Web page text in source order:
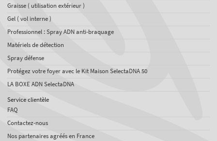
Graisse ( utilisation extérieur )
Gel ( vol interne )
Professionnel : Spray ADN anti-braquage
Matériels de détection
Spray défense
Protégez votre foyer avec le Kit Maison SelectaDNA 50
LA BOXE ADN SelectaDNA
Service clientèle
FAQ
Contactez-nous
Nos partenaires agréés en France